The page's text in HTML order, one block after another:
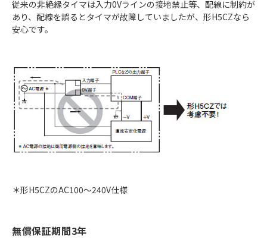
従来の非絶縁タイマは入力0Vラインの接地禁止等、配線に制約が
あり、配線を誤るとタイマが故障していましたが、形H5CZなら
安心です。
＊形H5CZのAC100～240V仕様
無償保証期間3年